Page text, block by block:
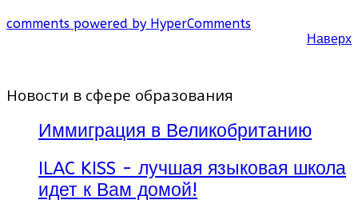
comments powered by HyperComments
Наверх
Новости в сфере образования
Иммиграция в Великобританию
ILAC KISS - лучшая языковая школа
идет к Вам домой!